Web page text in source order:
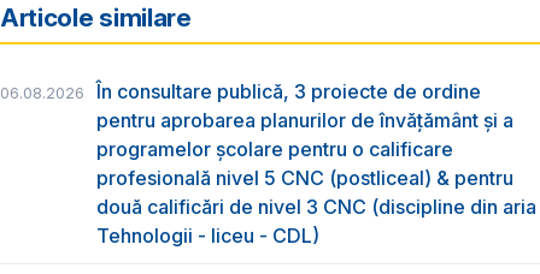
Articole similare
06.08.2026
În consultare publică, 3 proiecte de ordine
pentru aprobarea planurilor de învățământ și a
programelor școlare pentru o calificare
profesională nivel 5 CNC (postliceal) & pentru
două calificări de nivel 3 CNC (discipline din aria
Tehnologii - liceu - CDL)